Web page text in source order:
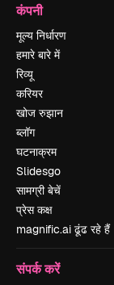
कंपनी
मूल्य निर्धारण
हमारे बारे में
रिव्यू
करियर
खोज रुझान
ब्लॉग
घटनाक्रम
Slidesgo
सामग्री बेचें
प्रेस कक्ष
magnific.ai ढूंढ रहे हैं
संपर्क करें